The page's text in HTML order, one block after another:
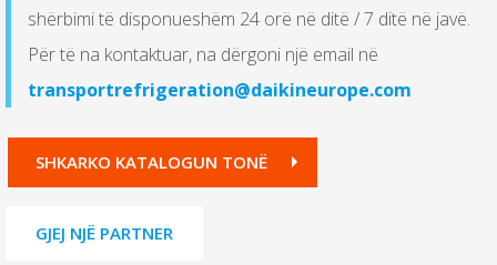
shërbimi të disponueshëm 24 orë në ditë / 7 ditë në javë.
Për të na kontaktuar, na dërgoni një email në
transportrefrigeration@daikineurope.com
SHKARKO KATALOGUN TONË
GJEJ NJË PARTNER